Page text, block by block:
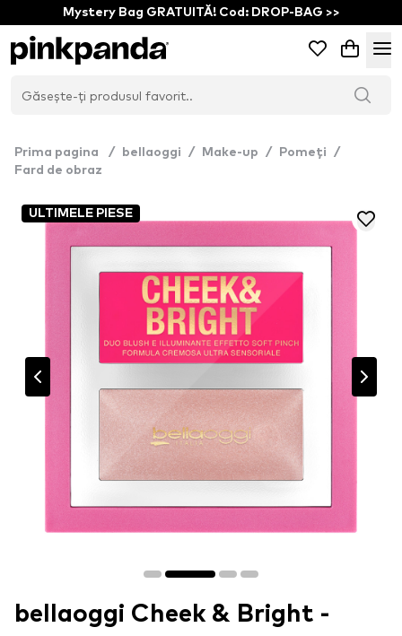
Mystery Bag GRATUITĂ! Cod: DROP-BAG >>
Prima pagina / bellaoggi / Make-up / Pomeți
/
Fard de obraz
ULTIMELE PIESE
bellaoggi Cheek & Bright -